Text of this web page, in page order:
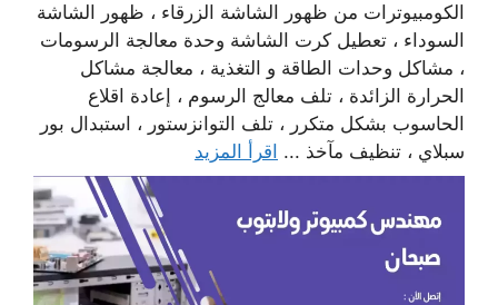
الكومبيوترات من ظهور الشاشة الزرقاء ، ظهور الشاشة
السوداء ، تعطيل كرت الشاشة وحدة معالجة الرسومات
، مشاكل وحدات الطاقة و التغذية ، معالجة مشاكل
الحرارة الزائدة ، تلف معالج الرسوم ، إعادة اقلاع
الحاسوب بشكل متكرر ، تلف التوانزستور ، استبدال بور
سبلاي ، تنظيف مآخذ ... اقرأ المزيد